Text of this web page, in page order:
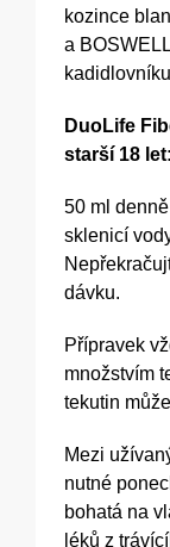
kozince
a
DuoLife
starší 18 let:
50 ml
sklenicí
dávku.
Přípravek
množstvím
tekutin
Mezi
nutné
bohatá na
léků z